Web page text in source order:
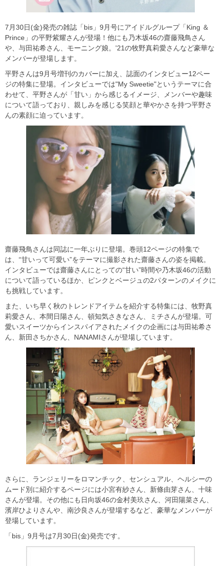
7月30日(金)発売の雑誌「bis」9月号にアイドルグループ「King ＆
Prince」の平野紫耀さんが登場！他にも乃木坂46の齋藤飛鳥さん
や、与田祐希さん、モーニング娘。'21の牧野真莉愛さんなど豪華な
メンバーが登場します。
平野さんは9月号増刊のカバーに加え、誌面のインタビュー12ペー
ジの特集に登場。インタビューでは"My Sweetie"というテーマに合
わせて、平野さんが「甘い」から感じるイメージ、メンバーや趣味
について語っており、親しみを感じる笑顔と華やかさを持つ平野さ
んの素顔に迫っています。
齋藤飛鳥さんは同誌に一年ぶりに登場。巻頭12ページの特集で
は、“甘いって可愛い”をテーマに撮影された齋藤さんの姿を掲載。
インタビューでは齋藤さんにとっての“甘い”時間や乃木坂46の活動
について語っているほか、ピンクとベージュの2パターンのメイクに
も挑戦しています。
また、いち早く秋のトレンドアイテムを紹介する特集には、牧野真
莉愛さん、本間日陽さん、頓知気さきなさん、ミチさんが登場。可
愛いスイーツからインスパイアされたメイクの企画には与田祐希さ
ん、新田さちかさん、NANAMIさんが登場しています。
さらに、ランジェリーをロマンチック、センシュアル、ヘルシーの
ムード別に紹介するページには小宮有紗さん、新條由芽さん、十味
さんが登場。その他にも日向坂46の金村美玖さん、河田陽菜さん、
濱岸ひよりさんや、南沙良さんが登場するなど、豪華なメンバーが
登場しています。
「bis」9月号は7月30日(金)発売です。